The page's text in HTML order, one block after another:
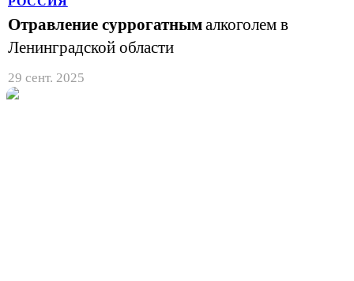
Отравление суррогатнымалкоголем в
Ленинградской области
29 сент. 2025